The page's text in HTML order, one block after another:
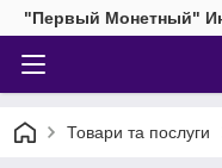
"Первый Монетный"
Товари та послуги